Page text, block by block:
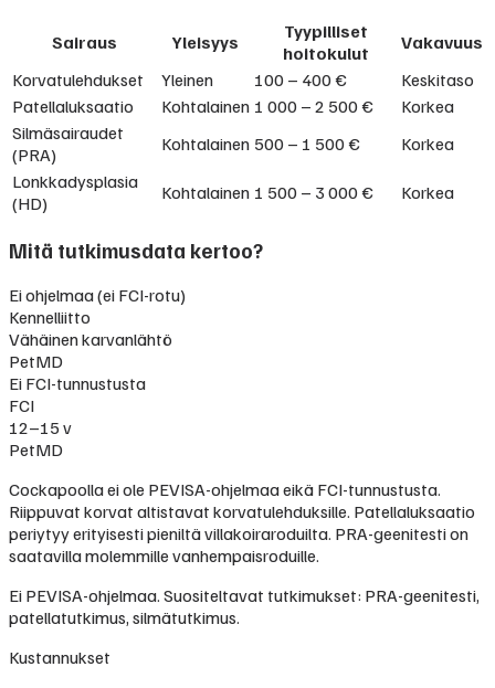
Sairaus Yleisyys
Tyypilliset
hoitokulut
Vakavuus
Korvatulehdukset
Yleinen 100 – 400 €
Keskitaso
Patellaluksaatio
Kohtalainen 1 000 – 2 500 €
Korkea
Silmäsairaudet
(PRA)
Kohtalainen 500 – 1 500 €
Korkea
Lonkkadysplasia
(HD)
Kohtalainen 1 500 – 3 000 € Korkea
Mitä tutkimusdata kertoo?
Ei ohjelmaa (ei FCI-rotu)
Kennelliitto
Vähäinen karvanlähtö
PetMD
Ei FCI-tunnustusta
FCI
12–15 v
PetMD
Cockapoolla ei ole PEVISA-ohjelmaa eikä FCI-tunnustusta.
Riippuvat korvat altistavat korvatulehduksille. Patellaluksaatio
periytyy erityisesti pieniltä villakoiraroduilta. PRA-geenitesti on
saatavilla molemmille vanhempaisroduille.
Ei PEVISA-ohjelmaa. Suositeltavat tutkimukset: PRA-geenitesti,
patellatutkimus, silmätutkimus.
Kustannukset